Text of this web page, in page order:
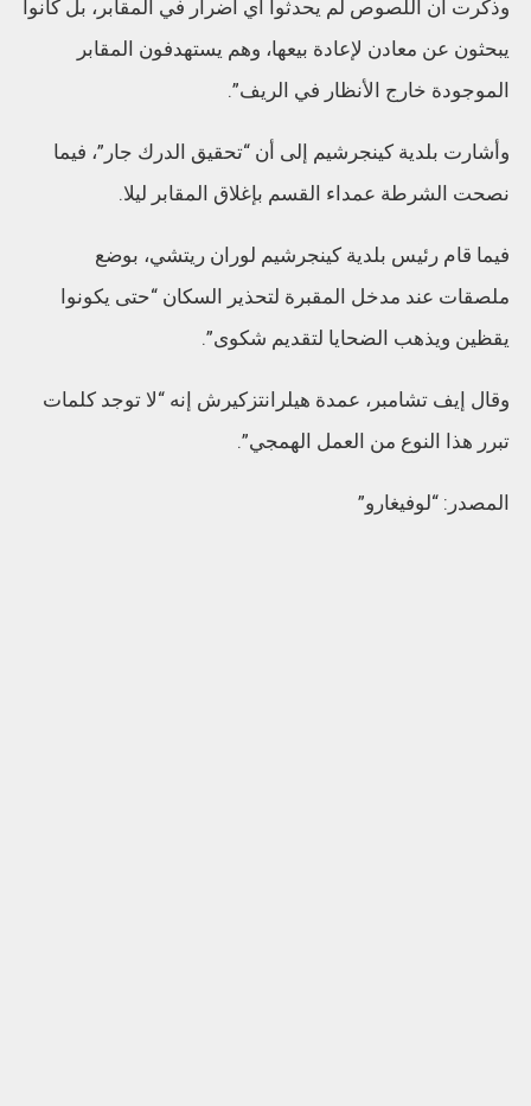
وذكرت أن اللصوص لم يحدثوا أي أضرار في المقابر، بل كانوا
يبحثون عن معادن لإعادة بيعها، وهم يستهدفون المقابر
الموجودة خارج الأنظار في الريف”.
وأشارت بلدية كينجرشيم إلى أن “تحقيق الدرك جار”، فيما
نصحت الشرطة عمداء القسم بإغلاق المقابر ليلا.
فيما قام رئيس بلدية كينجرشيم لوران ريتشي، بوضع
ملصقات عند مدخل المقبرة لتحذير السكان “حتى يكونوا
يقظين ويذهب الضحايا لتقديم شكوى”.
وقال إيف تشامبر، عمدة هيلرانتزكيرش إنه “لا توجد كلمات
تبرر هذا النوع من العمل الهمجي”.
المصدر: “لوفيغارو”